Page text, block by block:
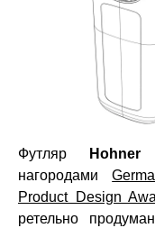
Футляр Hohner
нагородами
Product Design
ретельно